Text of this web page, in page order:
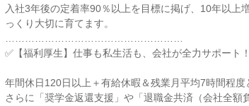
入社3年後の定着率90％以上を目標に掲げ、10年以上
っくり大切に育てます。
✅【福利厚生】仕事も私生活も、会社が全力サポート！
年間休日120日以上＋有給休暇＆残業月平均7時間程度
さらに「奨学金返還支援」や「退職金共済（会社全